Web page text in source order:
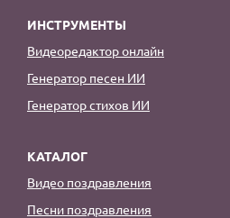
ИНСТРУМЕНТЫ
Видеоредактор онлайн
Генератор песен ИИ
Генератор стихов ИИ
КАТАЛОГ
Видео поздравления
Песни поздравления